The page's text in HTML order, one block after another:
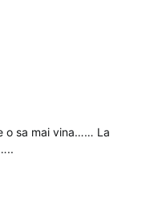
o sa mai vina…… La